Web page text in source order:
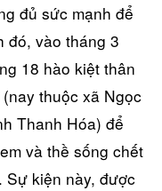
đủ sức mạnh để
đó, vào tháng 3
18 hào kiệt thân
thuộc xã Ngọc
Thanh Hóa) để
và thề sống chết
Sự kiện này, được